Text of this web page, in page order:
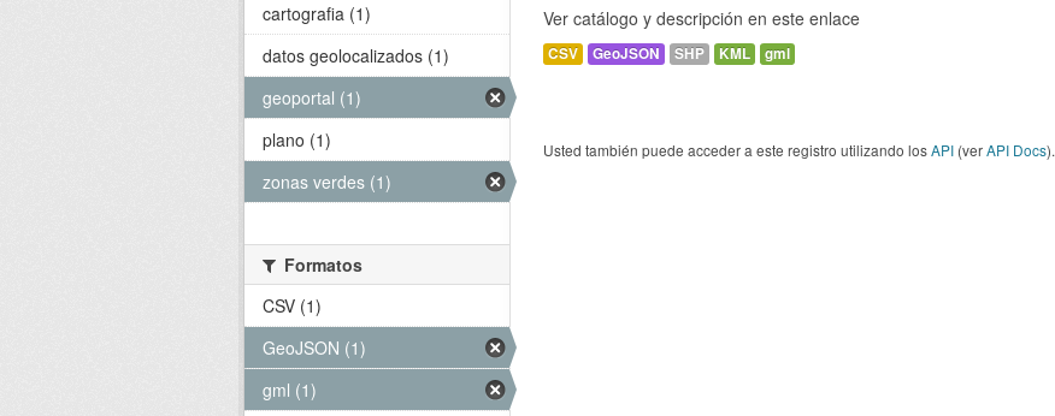
Ver catálogo y descripción en este enlace
CSV GeoJSON SHP KML gml
Usted también puede acceder a este registro utilizando losAPI (verAPI Docs).
cartografia (1)
datos geolocalizados (1)
geoportal (1)
plano (1)
zonas verdes (1)
Formatos
CSV (1)
GeoJSON (1)
gml (1)